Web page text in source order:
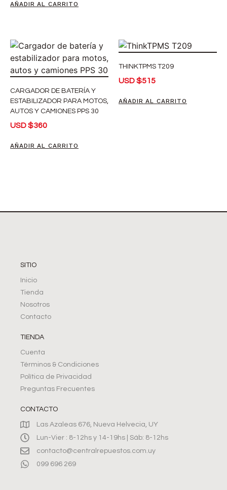
AÑADIR AL CARRITO
CARGADOR DE BATERÍA Y
ESTABILIZADOR PARA MOTOS,
AUTOS Y CAMIONES PPS 30
USD$360
AÑADIR AL CARRITO
THINKTPMS T209
USD$515
AÑADIR AL CARRITO
SITIO
Inicio
Tienda
Nosotros
Contacto
TIENDA
Cuenta
Términos & Condiciones
Política de Privacidad
Preguntas Frecuentes
CONTACTO
Las Azaleas 676, Nueva Helvecia, UY
Lun-Vier : 8-12hs y 14-19hs | Sáb: 8-12hs
contacto@centralrepuestos.com.uy
099 696 269